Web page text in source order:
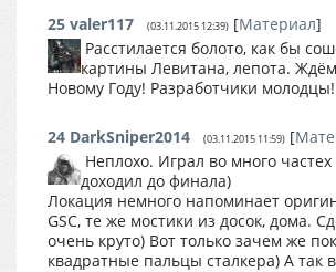
25 valer117 (03.11.2015 12:39) [Материал]
Расстилается болото, как бы
картины Левитана, лепота.
Новому Году! Разработчики молодцы!
24 DarkSniper2014 (03.11.2015 11:59) [
Неплохо. Играл во много
доходил до финала)
Локация немного напоминает
GSC, те же мостики из досок, дома.
очень круто) Вот только зачем же
квадратные пальцы сталкера) А так